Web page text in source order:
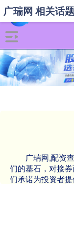
广瑞网,配资
们的基石，对接
们承诺为投资者提
广瑞网 相关话题